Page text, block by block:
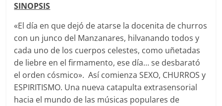
SINOPSIS
«El día en que dejó de atarse la docenita de churros
con un junco del Manzanares, hilvanando todos y
cada uno de los cuerpos celestes, como uñetadas
de liebre en el firmamento, ese día… se desbarató
el orden cósmico». Así comienza SEXO, CHURROS y
ESPIRITISMO. Una nueva catapulta extrasensorial
hacia el mundo de las músicas populares de